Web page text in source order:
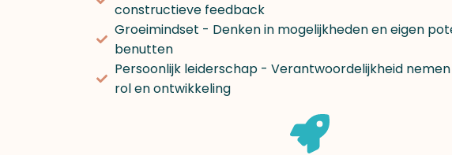
constructieve feedback
Groeimindset - Denken in mogelijkheden en eigen
benutten
Persoonlijk leiderschap - Verantwoordelijkheid
rol en ontwikkeling